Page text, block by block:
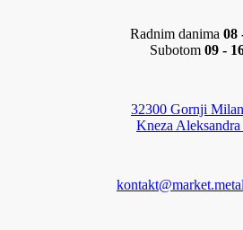
Radnim danima 08
Subotom 09 -
32300 Gornji
Kneza Aleksandra